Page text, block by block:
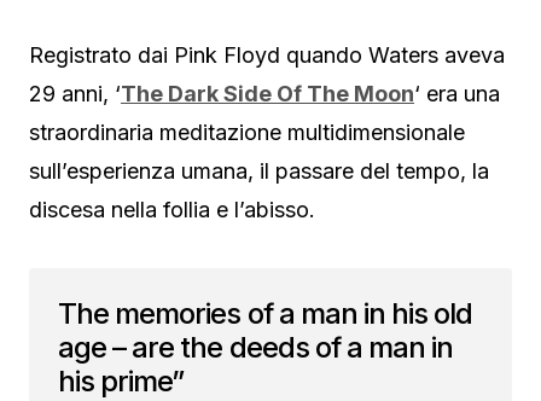
Registrato dai Pink Floyd quando Waters aveva
29 anni, ‘The Dark Side Of The Moon‘ era una
straordinaria meditazione multidimensionale
sull’esperienza umana, il passare del tempo, la
discesa nella follia e l’abisso.
The memories of a man in his old
age – are the deeds of a man in
his prime”